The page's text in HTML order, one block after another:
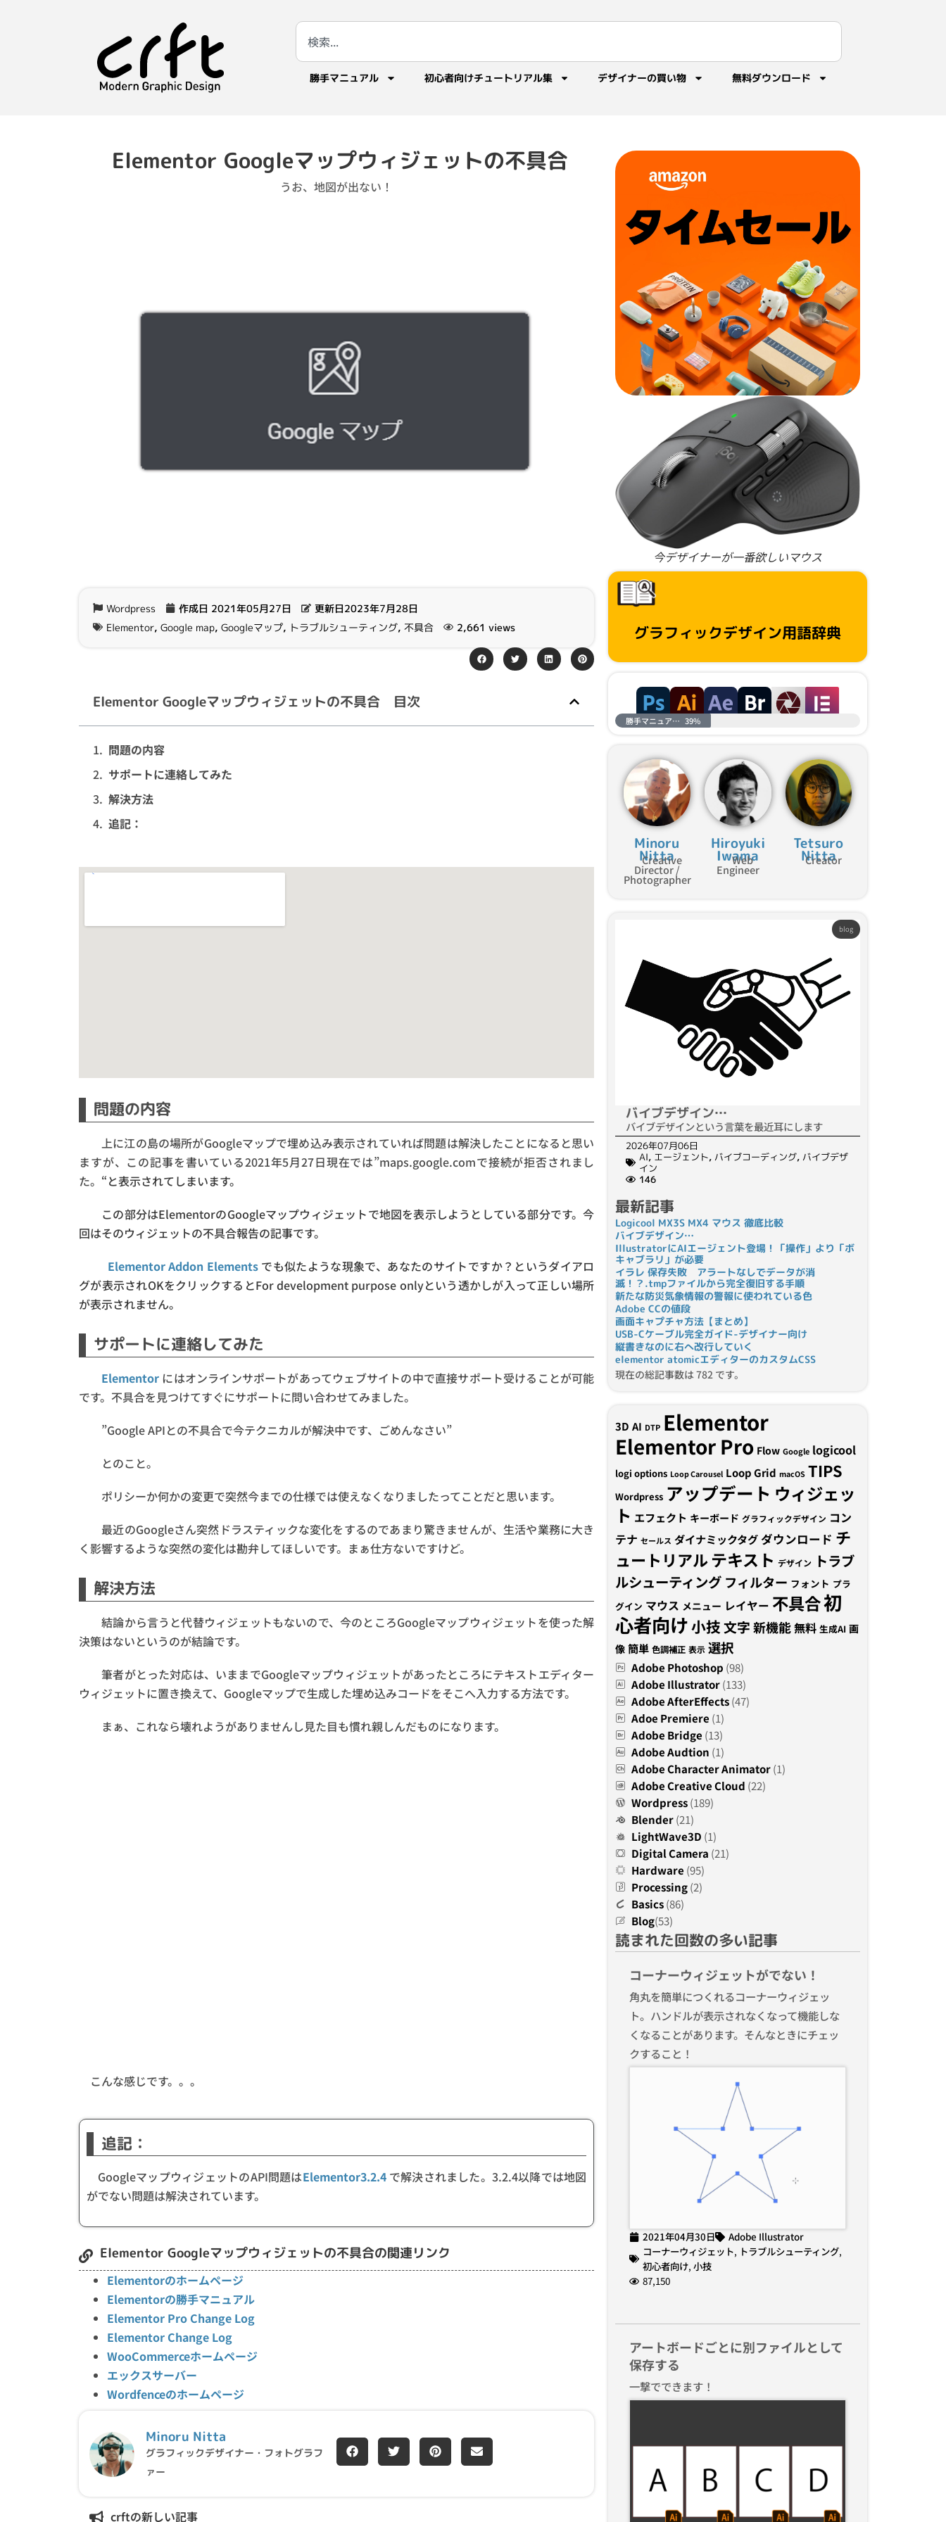
勝手マニュアル 初心者向けチュートリアル集 デザイナーの買い物 無料ダウンロード
Elementor Googleマップウィジェットの不具合
うお、地図が出ない！
Wordpress 作成日 2021年05月27日
更新日2023年7月28日
Elementor, Google map, Googleマップ, トラブルシューティング, 不具合 2,661 views
Elementor Googleマップウィジェットの不具合 目次
問題の内容
サポートに連絡してみた
解決方法
追記：
問題の内容
上に江の島の場所がGoogleマップで埋め込み表示されていれば問題は解決したことになると思い
ますが、この記事を書いている2021年5月27日現在では”maps.google.comで接続が拒否されまし
た。 “と表示されてしまいます。
この部分はElementorのGoogleマップウィジェットで地図を表示しようとしている部分です。今
回はそのウィジェットの不具合報告の記事です。
Elementor Addon Elements でも似たような現象で、あなたのサイトですか？というダイアロ
グが表示されOKをクリックするとFor development purpose onlyという透かしが入って正しい場所
が表示されません。
サポートに連絡してみた
Elementor にはオンラインサポートがあってウェブサイトの中で直接サポート受けることが可能
です。不具合を見つけてすぐにサポートに問い合わせてみました。
”Google APIとの不具合で今テクニカルが解決中です、ごめんなさい”
とのこと。
ポリシーか何かの変更で突然今までの仕様では使えなくなりましたってことだと思います。
最近のGoogleさん突然ドラスティックな変化をするのであまり驚きませんが、生活や業務に大き
く影響するような突然の変化は勘弁してほしいです。まぁ仕方ないですけど。
解決方法
結論から言うと代替ウィジェットもないので、今のところGoogleマップウィジェットを使った解
決策はないというのが結論です。
筆者がとった対応は、いままでGoogleマップウィジェットがあったところにテキストエディター
ウィジェットに置き換えて、Googleマップで生成した埋め込みコードをそこへ入力する方法です。
まぁ、これなら壊れようがありませんし見た目も慣れ親しんだものになります。
こんな感じです。。。
追記：
GoogleマップウィジェットのAPI問題はElementor3.2.4で解決されました。3.2.4以降では地図
がでない問題は解決されています。
Elementor Googleマップウィジェットの不具合の関連リンク
Elementorのホームページ
Elementorの勝手マニュアル
Elementor Pro Change Log
Elementor Change Log
WooCommerceホームページ
エックスサーバー
Wordfenceのホームページ
Minoru Nitta
グラフィックデザイナー・フォトグラフ
ァー
crftの新しい記事
今デザイナーが一番欲しいマウス
グラフィックデザイン用語辞典
勝手マニュアル進捗 39%
Minoru
Nitta
Creative
Director /
Photographer
Hiroyuki
Iwama
Web
Engineer
Tetsuro
Nitta
Creator
blog
バイブデザイン…
バイブデザインという言葉を最近耳にします
2026年07月06日
AI, エージェント,バイブコーディング,バイブデザ
イン
146
最新記事
Logicool MX3S MX4 マウス 徹底比較
バイブデザイン…
IllustratorにAIエージェント登場！「操作」より「ボ
キャブラリ」が必要
イラレ 保存失敗 アラートなしでデータが消
滅！？.tmpファイルから完全復旧する手順
新たな防災気象情報の警報に使われている色
Adobe CCの値段
画面キャプチャ方法【まとめ】
USB-Cケーブル完全ガイド-デザイナー向け
縦書きなのに右へ改行していく
elementor atomicエディターのカスタムCSS
現在の総記事数は 782 です。
3D AI DTP Elementor
Elementor Pro Flow Google logicool
logi options Loop Carousel Loop Grid macOS TIPS
Wordpress アップデート ウィジェッ
ト エフェクト キーボード グラフィックデザイン コン
テナ セールス ダイナミックタグダウンロード チ
ュートリアルテキスト デザイン トラブ
ルシューティング フィルター フォント プラ
グイン マウス メニュー レイヤー 不具合初
心者向け小技文字 新機能無料 生成AI 画
像 簡単 色調補正 表示 選択
Adobe Photoshop (98)
Adobe Illustrator(133)
Adobe AfterEffects(47)
Adoe Premiere (1)
Adobe Bridge (13)
Adobe Audtion (1)
Adobe Character Animator(1)
Adobe Creative Cloud (22)
Wordpress(189)
Blender(21)
LightWave3D (1)
Digital Camera (21)
Hardware (95)
Processing(2)
Basics(86)
Blog(53)
読まれた回数の多い記事
コーナーウィジェットがでない！
角丸を簡単につくれるコーナーウィジェッ
ト。ハンドルが表示されなくなって機能しな
くなることがあります。そんなときにチェッ
クすること！
2021年04月30日
Adobe Illustrator
コーナーウィジェット, トラブルシューティング,
初心者向け,小技
87,150
アートボードごとに別ファイルとして
保存する
一撃でできます！